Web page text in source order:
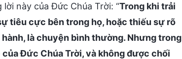
này của Đức Chúa Trời: “Trong khi trải
tiêu cực bên trong họ, hoặc thiếu sự rõ
là chuyện bình thường. Nhưng trong
Đức Chúa Trời, và không được chối